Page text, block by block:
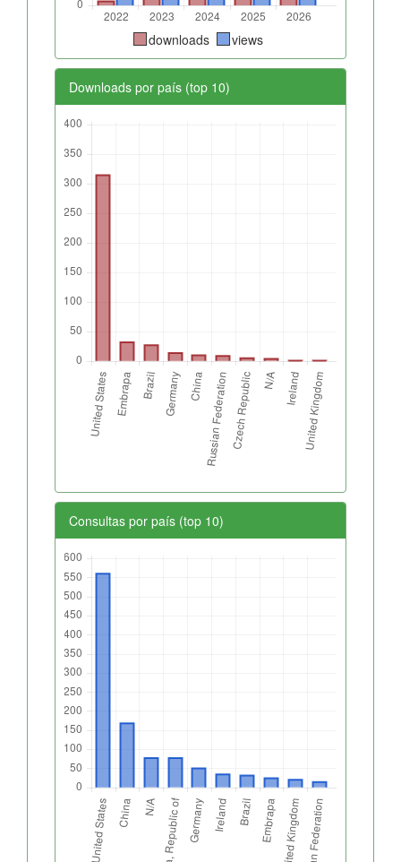
downloads views
Downloads por país (top 10)
Consultas por país (top 10)